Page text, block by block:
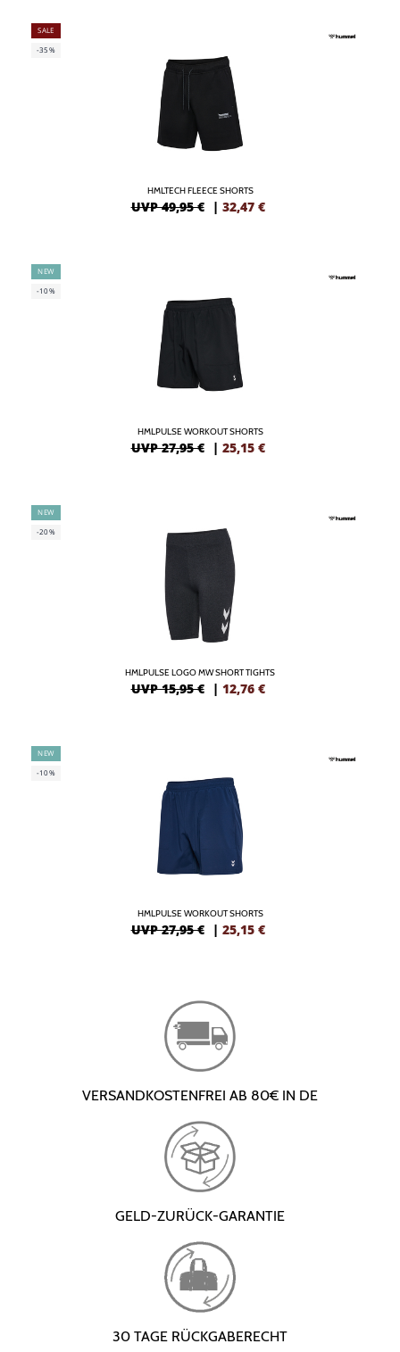
SALE
-35%
HMLTECH FLEECE SHORTS
UVP 49,95 € | 32,47 €
NEW
-10%
HMLPULSE WORKOUT SHORTS
UVP 27,95 € | 25,15 €
NEW
-20%
HMLPULSE LOGO MW SHORT TIGHTS
UVP 15,95 € | 12,76 €
NEW
-10%
HMLPULSE WORKOUT SHORTS
UVP 27,95 € | 25,15 €
VERSANDKOSTENFREI AB 80€ IN DE
GELD-ZURÜCK-GARANTIE
30 TAGE RÜCKGABERECHT